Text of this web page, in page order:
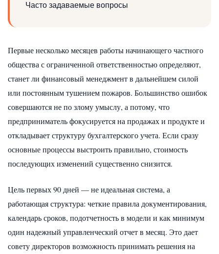
Часто задаваемые вопросы
Первые несколько месяцев работы начинающего частного
общества с ограниченной ответственностью определяют,
станет ли финансовый менеджмент в дальнейшем силой
или постоянным тушением пожаров. Большинство ошибок
совершаются не по злому умыслу, а потому, что
предприниматель фокусируется на продажах и продукте и
откладывает структуру бухгалтерского учета. Если сразу
основные процессы выстроить правильно, стоимость
последующих изменений существенно снизится.
Цель первых 90 дней — не идеальная система, а
работающая структура: четкие правила документирования,
календарь сроков, подотчетность в модели и как минимум
один надежный управленческий отчет в месяц. Это дает
совету директоров возможность принимать решения на